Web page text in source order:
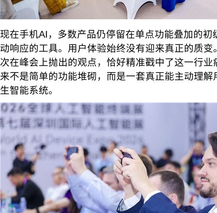
现在手机AI，多数产品仍停留在单点功能叠加的初
动响应的工具。用户体验始终没有迎来真正的质变
次在峰会上抛出的观点，恰好精准戳中了这一行
来不是简单的功能堆砌，而是一套真正能主动理
生智能系统。